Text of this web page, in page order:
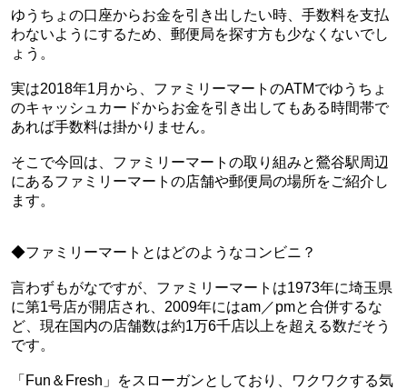
ゆうちょの口座からお金を引き出したい時、手数料を支払
わないようにするため、郵便局を探す方も少なくないでし
ょう。
実は2018年1月から、ファミリーマートのATMでゆうちょ
のキャッシュカードからお金を引き出してもある時間帯で
あれば手数料は掛かりません。
そこで今回は、ファミリーマートの取り組みと鶯谷駅周辺
にあるファミリーマートの店舗や郵便局の場所をご紹介し
ます。
◆ファミリーマートとはどのようなコンビニ？
言わずもがなですが、ファミリーマートは1973年に埼玉県
に第1号店が開店され、2009年にはam／pmと合併するな
ど、現在国内の店舗数は約1万6千店以上を超える数だそう
です。
「Fun＆Fresh」をスローガンとしており、ワクワクする気